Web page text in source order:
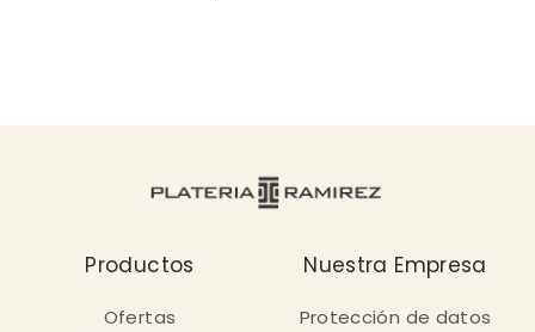
Productos
Ofertas
Nuestra Empresa
Protección de datos